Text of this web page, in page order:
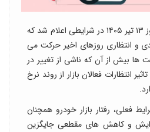
: قیمت خودرو امروز ۱۳ تیر ۱۴۰۵ در شرایطی اعلام شد که
و انتظاری روزهای اخیر حرکت می
ها بیش از آن که ناشی از تغییر در
انتظارات فعالان بازار از روند نرخ
فعلی، رفتار بازار خودرو همچنان
و کاهش های مقطعی جایگزین